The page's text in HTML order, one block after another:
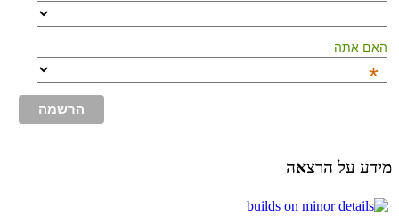
האם אתה
*
מידע על הרצאה